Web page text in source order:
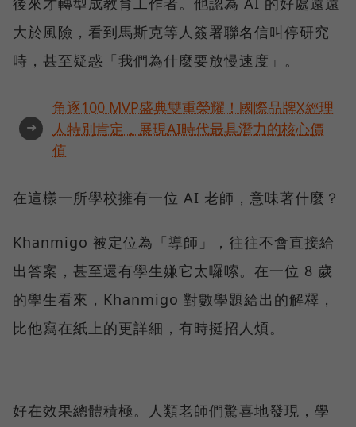
大於風險，看到馬斯克等人簽署聯名信叫停研究
時，甚至疑惑「我們為什麼要放慢速度」。
➜
角逐100 MVP盛典雙重榮耀！國際品牌X經理
人特別肯定，展現AI時代最具潛力的核心價
值
在這樣一所學校擁有一位 AI 老師，意味著什麼？
Khanmigo 被定位為「導師」，往往不會直接給
出答案，甚至還有學生嫌它太囉嗦。在一位 8 歲
的學生看來，Khanmigo 對數學題給出的解釋，
比他寫在紙上的更詳細，有時挺招人煩。
好在效果總體積極。人類老師們驚喜地發現，學